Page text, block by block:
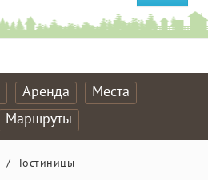
Аренда
Места
Маршруты
/ Гостиницы